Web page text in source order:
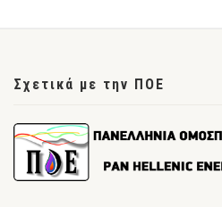
Σχετικά με την ΠΟΕ